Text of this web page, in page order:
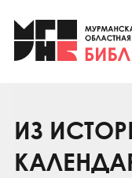
Клуб
Клуб
Коллегам
Контакты
ИЗ